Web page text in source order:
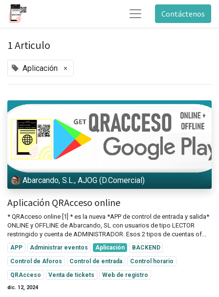
Contáctenos
1 Articulo
Aplicación ×
Abarcando, S.L., AJOG (D.Comercial)
Aplicación QRAcceso online
* QRAcceso online [1] * es la nueva *APP de control de entrada y salida*
ONLINE y OFFLINE de Abarcando, SL con usuarios de tipo LECTOR
restringido y cuenta de ADMINISTRADOR. Esos 2 tipos de cuentas of...
APP Administrar eventos Aplicación
BACKEND
Control de Aforos
Control de entrada
Control horario
QRAcceso
Venta de tickets Web de registro
dic. 12, 2024